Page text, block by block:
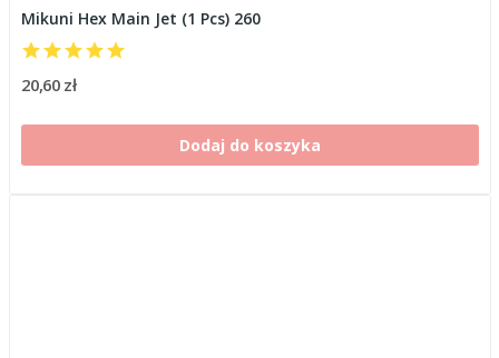
Mikuni Hex Main Jet (1 Pcs) 260
20,60 zł
Dodaj do koszyka